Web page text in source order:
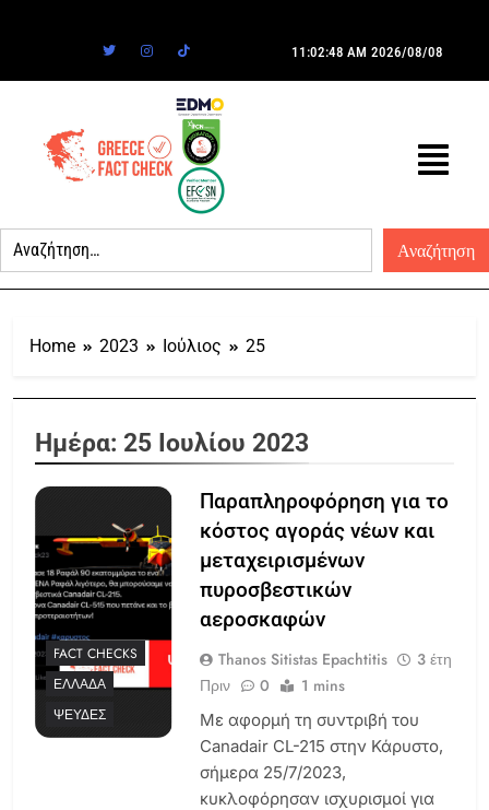
11:02:48 AM 2026/08/08
Home 2023 Ιούλιος 25
Ημέρα: 25 Ιουλίου 2023
FACT CHECKS
ΕΛΛΆΔΑ
ΨΕΥΔΈΣ
Παραπληροφόρηση για το
κόστος αγοράς νέων και
μεταχειρισμένων
πυροσβεστικών
αεροσκαφών
Thanos Sitistas Epachtitis
3 έτη
Πριν
0 1 mins
Με αφορμή τη συντριβή του
Canadair CL-215 στην Κάρυστο,
σήμερα 25/7/2023,
κυκλοφόρησαν ισχυρισμοί για